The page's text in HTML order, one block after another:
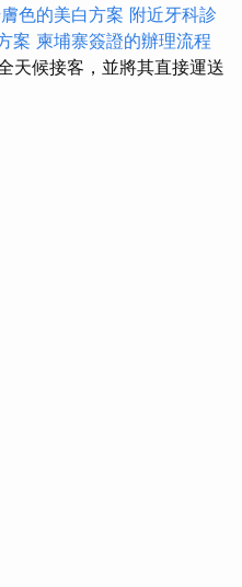
色的美白方案 附近牙科診
案 柬埔寨簽證的辦理流程
天候接客，並將其直接運送